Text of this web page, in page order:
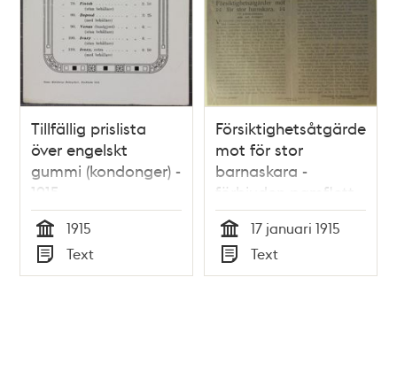
Tillfällig prislista
över engelskt
gummi (kondonger) -
1915
Tid
1915
Typ
Text
Försiktighetsåtgärder
mot för stor
barnaskara -
förbjuden pamflett
Tid
17 januari 1915
Typ
Text